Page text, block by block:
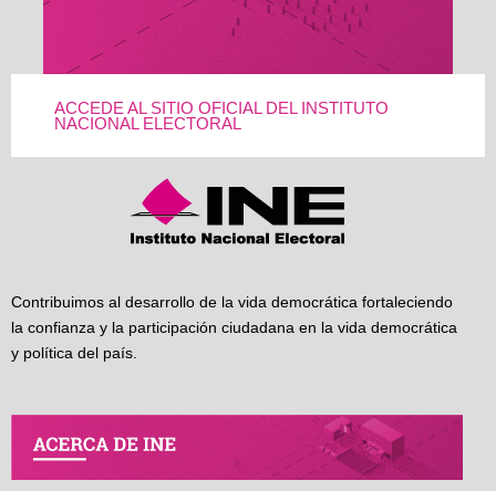
ACCEDE AL SITIO OFICIAL DEL INSTITUTO
NACIONAL ELECTORAL
Contribuimos al desarrollo de la vida democrática fortaleciendo
la confianza y la participación ciudadana en la vida democrática
y política del país.